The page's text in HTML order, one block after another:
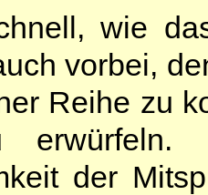
wie
vorbei,
Reihe zu
der